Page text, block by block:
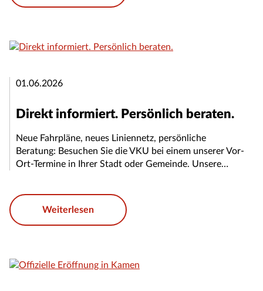
01.06.2026
Direkt informiert. Persönlich beraten.
Neue Fahrpläne, neues Liniennetz, persönliche
Beratung: Besuchen Sie die VKU bei einem unserer Vor-
Ort-Termine in Ihrer Stadt oder Gemeinde. Unsere…
Weiterlesen